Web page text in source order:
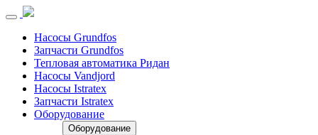
Насосы Grundfos
Запчасти Grundfos
Тепловая автоматика Ридан
Насосы Vandjord
Насосы Istratex
Запчасти Istratex
Оборудование
Оборудование